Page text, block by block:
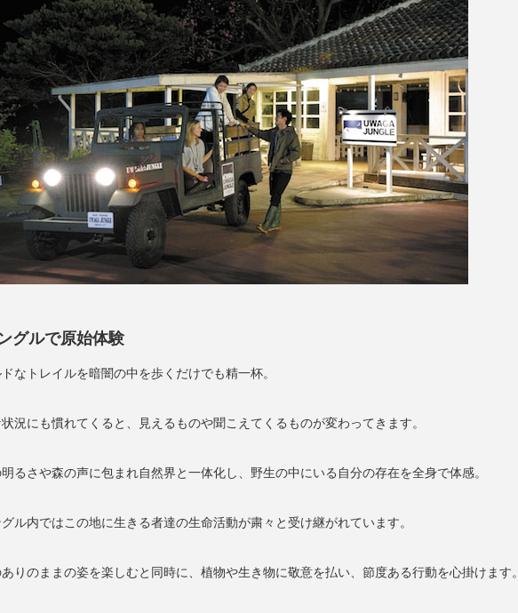
グルで原始体験
なトレイルを暗闇の中を歩くだけでも精一杯。
況にも慣れてくると、見えるものや聞こえてくるものが変わってきます。
るさや森の声に包まれ自然界と一体化し、野生の中にいる自分の存在を全身で体感。
ル内ではこの地に生きる者達の生命活動が粛々と受け継がれています。
ありのままの姿を楽しむと同時に、植物や生き物に敬意を払い、節度ある行動を心掛けます。